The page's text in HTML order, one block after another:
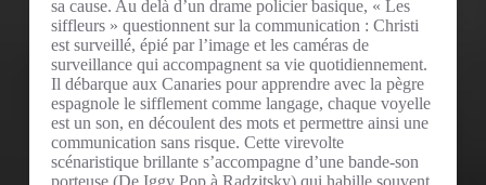
sa cause. Au delà d’un drame policier basique, « Les
siffleurs » questionnent sur la communication : Christi
est surveillé, épié par l’image et les caméras de
surveillance qui accompagnent sa vie quotidiennement.
Il débarque aux Canaries pour apprendre avec la pègre
espagnole le sifflement comme langage, chaque voyelle
est un son, en découlent des mots et permettre ainsi une
communication sans risque. Cette virevolte
scénaristique brillante s’accompagne d’une bande-son